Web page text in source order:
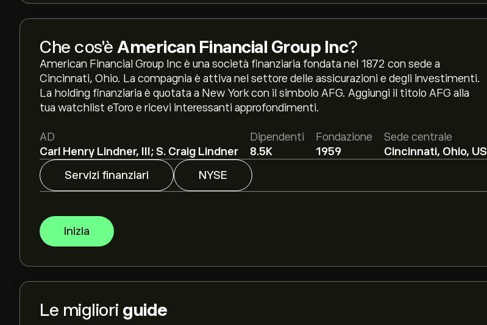
Che cos'è American Financial Group Inc?
American Financial Group Inc è una società finanziaria fondata nel 1872 con sede a
Cincinnati, Ohio. La compagnia è attiva nel settore delle assicurazioni e degli investimenti.
La holding finanziaria è quotata a New York con il simbolo AFG. Aggiungi il titolo AFG alla
tua watchlist eToro e ricevi interessanti approfondimenti.
AD
Carl Henry Lindner, III; S. Craig Lindner
Dipendenti
8.5K
Fondazione
1959
Sede centrale
Cincinnati, Ohio, US
Servizi finanziari
NYSE
Inizia
Le migliori guide